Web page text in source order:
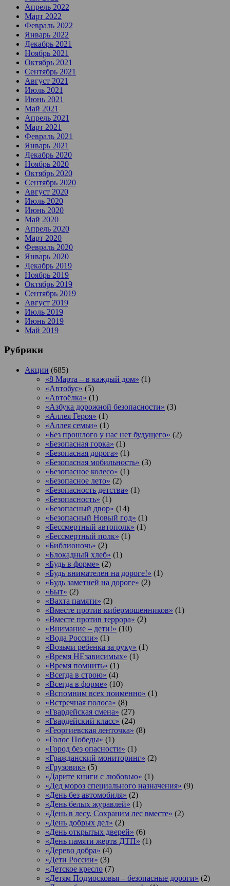
Апрель 2022
Март 2022
Февраль 2022
Январь 2022
Декабрь 2021
Ноябрь 2021
Октябрь 2021
Сентябрь 2021
Август 2021
Июль 2021
Июнь 2021
Май 2021
Апрель 2021
Март 2021
Февраль 2021
Январь 2021
Декабрь 2020
Ноябрь 2020
Октябрь 2020
Сентябрь 2020
Август 2020
Июль 2020
Июнь 2020
Май 2020
Апрель 2020
Март 2020
Февраль 2020
Январь 2020
Декабрь 2019
Ноябрь 2019
Октябрь 2019
Сентябрь 2019
Август 2019
Июль 2019
Июнь 2019
Май 2019
Рубрики
Акции (685)
«8 Марта – в каждый дом» (1)
«Автобус» (5)
«Автоёлка» (1)
«Азбука дорожной безопасности» (3)
«Аллея Героя» (1)
«Аллея семьи» (1)
«Без прошлого у нас нет будущего» (2)
«Безопасная горка» (1)
«Безопасная дорога» (1)
«Безопасная мобильность» (3)
«Безопасное колесо» (1)
«Безопасное лето» (2)
«Безопасность детства» (1)
«Безопасность» (1)
«Безопасный двор» (14)
«Безопасный Новый год» (1)
«Бессмертный автополк» (1)
«Бессмертный полк» (1)
«Библионочь» (2)
«Блокадный хлеб» (1)
«Будь в форме» (2)
«Будь внимателен на дороге!» (1)
«Будь заметней на дороге» (2)
«Быт» (2)
«Вахта памяти» (2)
«Вместе против кибермошенников» (1)
«Вместе против террора» (2)
«Внимание – дети!» (10)
«Вода России» (1)
«Возьми ребенка за руку» (1)
«Время НЕзависимых» (1)
«Время помнить» (1)
«Всегда в строю» (4)
«Всегда в форме» (10)
«Вспомним всех поименно» (1)
«Встречная полоса» (8)
«Гвардейская смена» (27)
«Гвардейский класс» (24)
«Георгиевская ленточка» (8)
«Голос Победы» (1)
«Город без опасности» (1)
«Гражданский мониторинг» (2)
«Грузовик» (5)
«Дарите книги с любовью» (1)
«Дед мороз специального назначения» (9)
«День без автомобиля» (2)
«День белых журавлей» (1)
«День в лесу. Сохраним лес вместе» (2)
«День добрых дел» (2)
«День открытых дверей» (6)
«День памяти жертв ДТП» (1)
«Дерево добра» (4)
«Дети России» (3)
«Детское кресло (7)
«Детям Подмосковья – безопасные дороги» (2)